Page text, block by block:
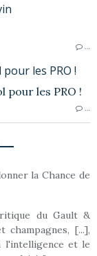
les PRO !
la Chance de
du Gault &
[...],
l'intelligence et le